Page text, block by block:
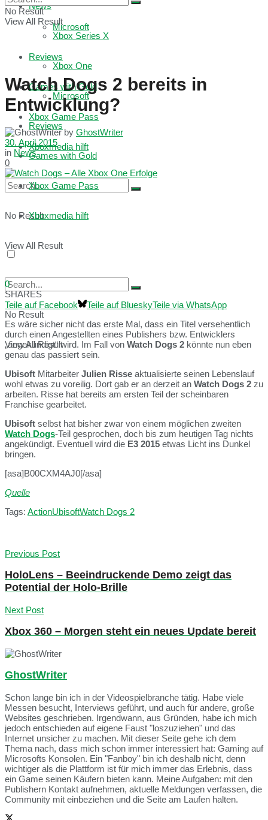
Microsoft
Reviews
Games with Gold
Xbox Game Pass
Xboxmedia hilft
No Result
View All Result
News
Xbox Series X
Xbox One
Microsoft
Reviews
Games with Gold
Xbox Game Pass
Xboxmedia hilft
No Result
View All Result
No Result
View All Result
Watch Dogs 2 bereits in
Entwicklung?
by GhostWriter
30. April 2015
in News
0
0
SHARES
Teile auf Facebook
Teile auf BlueskyTeile via WhatsApp
Es wäre sicher nicht das erste Mal, dass ein Titel versehentlich
durch einen Angestellten eines Publishers bzw. Entwicklers
„angekündigt“ wird. Im Fall von Watch Dogs 2 könnte nun eben
genau das passiert sein.
Ubisoft Mitarbeiter Julien Risse aktualisierte seinen Lebenslauf
wohl etwas zu voreilig. Dort gab er an derzeit an Watch Dogs 2 zu
arbeiten. Risse hat bereits am ersten Teil der scheinbaren
Franchise gearbeitet.
Ubisoft selbst hat bisher zwar von einem möglichen zweiten
Watch Dogs-Teil gesprochen, doch bis zum heutigen Tag nichts
angekündigt. Eventuell wird die E3 2015 etwas Licht ins Dunkel
bringen.
[asa]B00CXM4AJ0[/asa]
Quelle
Tags: ActionUbisoftWatch Dogs 2
Previous Post
HoloLens – Beeindruckende Demo zeigt das
Potential der Holo-Brille
Next Post
Xbox 360 – Morgen steht ein neues Update bereit
GhostWriter
Schon lange bin ich in der Videospielbranche tätig. Habe viele
Messen besucht, Interviews geführt, und auch für andere, große
Websites geschrieben. Irgendwann, aus Gründen, habe ich mich
jedoch entschieden auf eigene Faust "loszuziehen" und das
Internet unsicher zu machen. Mit dieser Seite gehe ich dem
Thema nach, dass mich schon immer interessiert hat: Gaming auf
Microsofts Konsolen. Ein "Fanboy" bin ich deshalb nicht, denn
wichtiger als die Plattform ist für mich immer das Erlebnis, dass
ein Game seinen Käufern bieten kann. Meine Aufgaben: mit den
Publishern Kontakt aufnehmen, aktuelle Meldungen verfassen, die
Community mit einbeziehen und die Seite am Laufen halten.